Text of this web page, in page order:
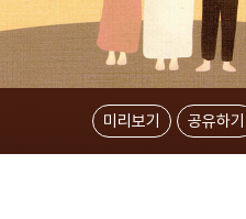
미리보기 공유하기